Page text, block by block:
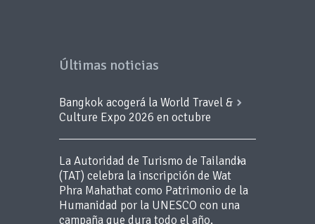
Últimas noticias
Bangkok acogerá la World Travel &
Culture Expo 2026 en octubre
La Autoridad de Turismo de Tailandia
(TAT) celebra la inscripción de Wat
Phra Mahathat como Patrimonio de la
Humanidad por la UNESCO con una
campaña que dura todo el año.